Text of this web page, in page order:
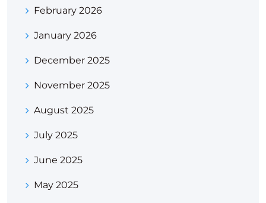
February 2026
January 2026
December 2025
November 2025
August 2025
July 2025
June 2025
May 2025